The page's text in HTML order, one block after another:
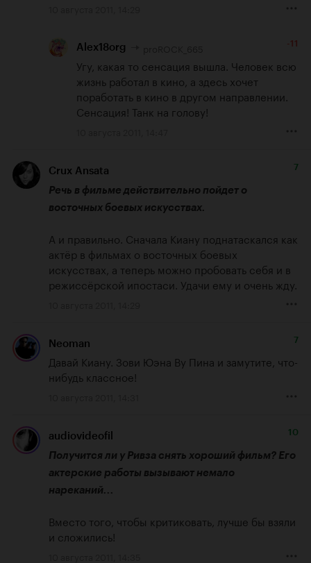
Alex18org -11
Угу, какая то сенсация вышла. Человек всю
жизнь работал в кино, а здесь хочет
поработать в кино в другом направлении.
Сенсация! Танк на голову!
Crux Ansata 7
Речь в фильме действительно пойдет о
восточных боевых искусствах.
А и правильно. Сначала Киану поднатаскался как
актёр в фильмах о восточных боевых
искусствах, а теперь можно пробовать себя и в
режиссёрской ипостаси. Удачи ему и очень жду.
Neoman 7
Давай Киану. Зови Юэна Ву Пина и замутите, что-
нибудь классное!
audiovideofil 10
Получится ли у Ривза снять хороший фильм? Его
актерские работы вызывают немало
нареканий...
Вместо того, чтобы критиковать, лучше бы взяли
и сложились!